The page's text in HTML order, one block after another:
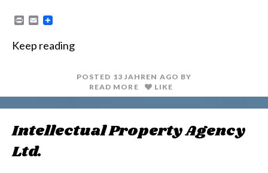
n
E
i
Keep reading
POSTED 13 JAHREN AGO BY
READ MORE
LIKE
Intellectual Property Agency
Ltd.